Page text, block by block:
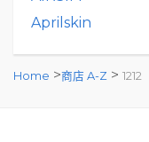
Aprilskin
Home >商店 A-Z > 1212